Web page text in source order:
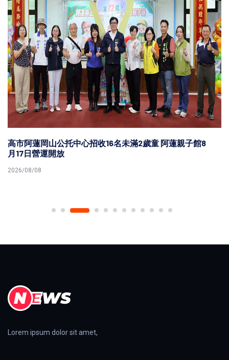
高市阿蓮岡山公托中心招收16名未滿2歲童 阿蓮親子館8
月17日營運開放
2026/08/08
Lorem ipsum dolor sit amet,